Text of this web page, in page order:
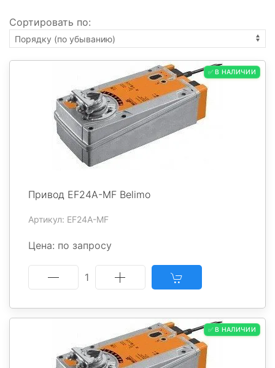
Сортировать по:
✅ В НАЛИЧИИ
Привод EF24A-MF Belimo
Артикул: EF24A-MF
Цена: по запросу
1
✅ В НАЛИЧИИ